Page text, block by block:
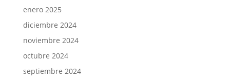
enero 2025
diciembre 2024
noviembre 2024
octubre 2024
septiembre 2024